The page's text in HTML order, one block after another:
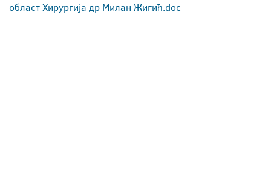
област Хирургија др Милан Жигић.doc